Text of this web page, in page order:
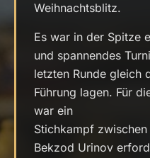
Weihnachtsblitz.
Es war in der Spitze
und spannendes
letzten Runde gleich
Führung lagen. Für
war ein
Stichkampf
Bekzod Urinov